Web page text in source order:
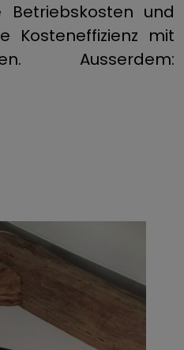
Betriebskosten und
Kosteneffizienz mit
Ausserdem: